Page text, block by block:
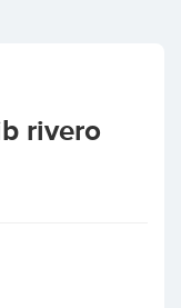
rivero